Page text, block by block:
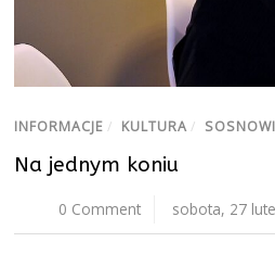
INFORMACJE / KULTURA /
Na jednym koniu
0 Comment sobota, 27